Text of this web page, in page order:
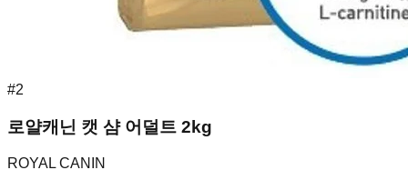
#2
로얄캐닌 캣 샴 어덜트 2kg
ROYAL CANIN